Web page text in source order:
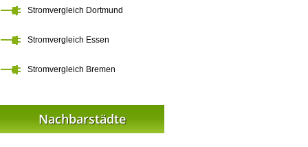
Stromvergleich Dortmund
Stromvergleich Essen
Stromvergleich Bremen
Nachbarstädte